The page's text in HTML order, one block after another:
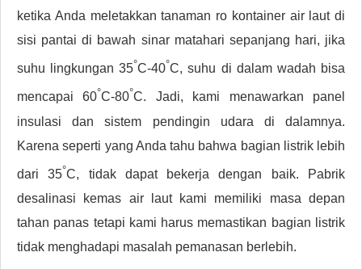
ketika Anda meletakkan tanaman ro kontainer air laut di
sisi pantai di bawah sinar matahari sepanjang hari, jika
suhu lingkungan 35°C-40°C, suhu di dalam wadah bisa
mencapai 60°C-80°C. Jadi, kami menawarkan panel
insulasi dan sistem pendingin udara di dalamnya.
Karena seperti yang Anda tahu bahwa bagian listrik lebih
dari 35°C, tidak dapat bekerja dengan baik. Pabrik
desalinasi kemas air laut kami memiliki masa depan
tahan panas tetapi kami harus memastikan bagian listrik
tidak menghadapi masalah pemanasan berlebih.